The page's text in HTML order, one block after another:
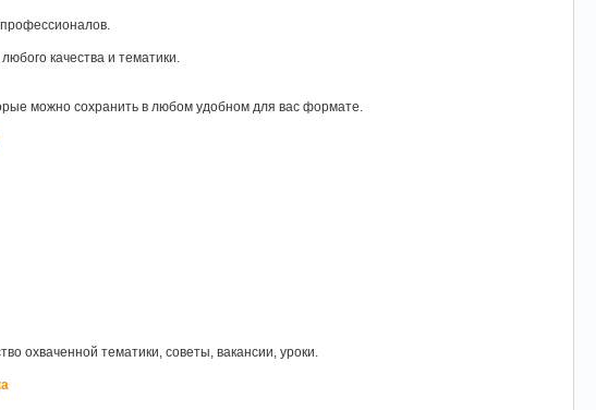
качества и тематики.
можно сохранить в любом удобном для вас формате.
охваченной тематики, советы, вакансии, уроки.